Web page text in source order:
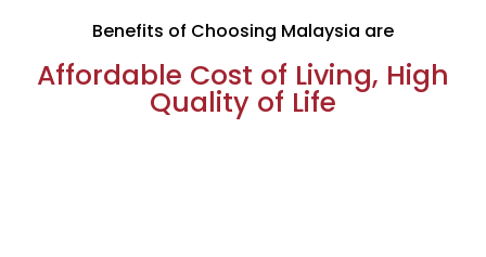
Benefits of Choosing Malaysia are
Affordable Cost of Living, High
Quality of Life